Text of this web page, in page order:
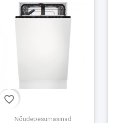
favorite_border
Nõudepesumasinad